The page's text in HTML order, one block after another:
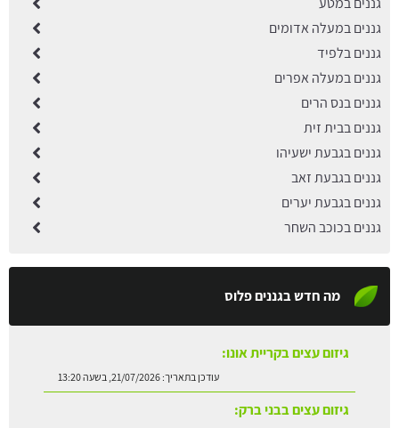
גננים במעלה אדומים
גננים בלפיד
גננים במעלה אפרים
גננים בנס הרים
גננים בבית זית
גננים בגבעת ישעיהו
גננים בגבעת זאב
גננים בגבעת יערים
גננים בכוכב השחר
מה חדש בגננים פלוס
גיזום עצים בקריית אונו:
עודכן בתאריך:21/07/2026, בשעה 13:20
גיזום עצים בבני ברק:
עודכן בתאריך:21/07/2026, בשעה 13:13
גיזום עצים בנס ציונה: